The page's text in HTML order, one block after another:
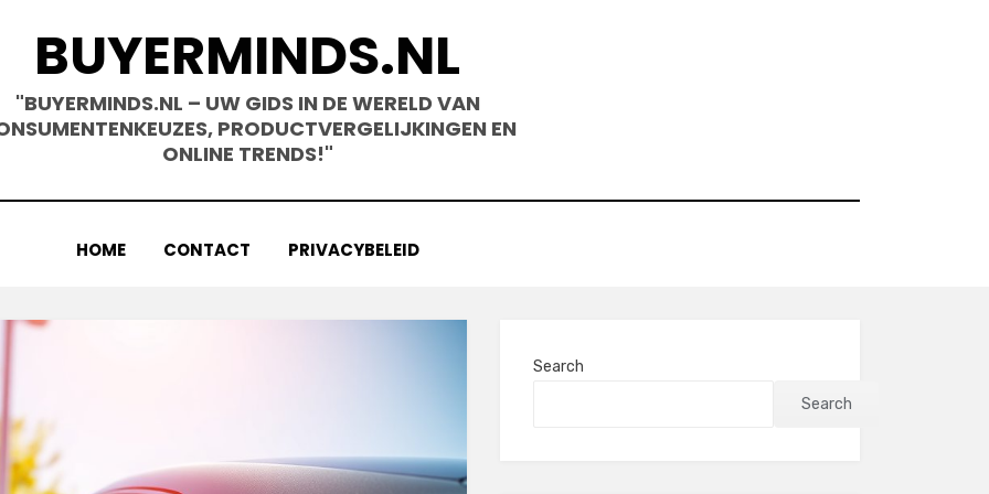
BUYERMINDS.NL
"BUYERMINDS.NL – UW GIDS IN DE WERELD VAN
PRODUCTVERGELIJKINGEN EN
ONLINE TRENDS!"
HOME CONTACT PRIVACYBELEID
Search
Search